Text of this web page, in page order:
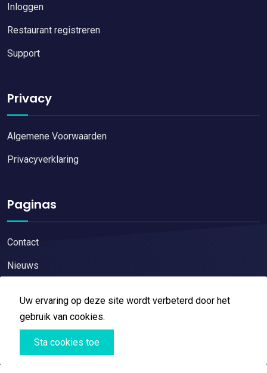
Uw ervaring op deze site wordt verbeterd door het
gebruik van cookies.
Sta cookies toe
Inloggen
Restaurant registreren
Support
Privacy
Algemene Voorwaarden
Privacyverklaring
Paginas
Contact
Nieuws
Copyright © 2026